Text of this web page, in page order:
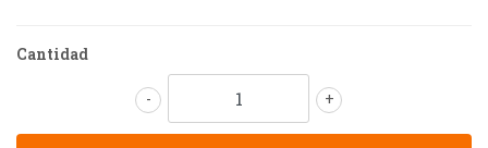
Cantidad
+
-